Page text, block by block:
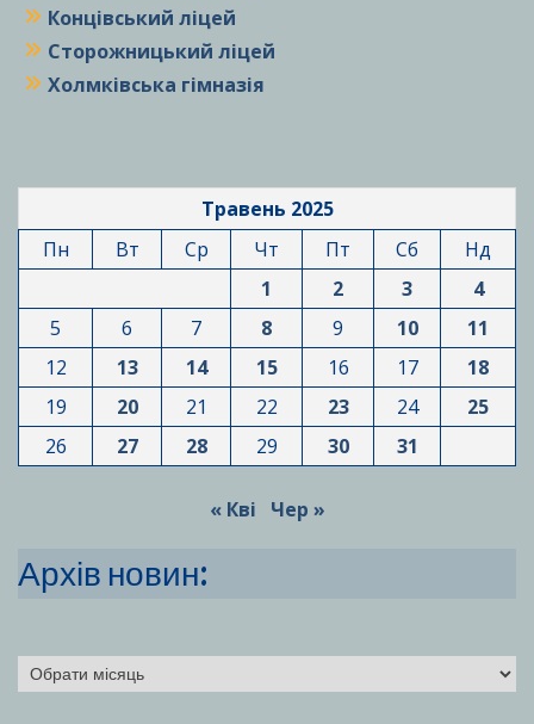
Концівський ліцей
Сторожницький ліцей
Холмківська гімназія
Травень 2025
Пн
Вт Ср Чт Пт Сб
Нд
1
2 3
4
5
6 7 8 9 10
11
12
13 14 15 16 17
18
19
20 21 22 23 24
25
26
27 28 29 30 31
« Кві Чер »
Архів новин:
Архіви